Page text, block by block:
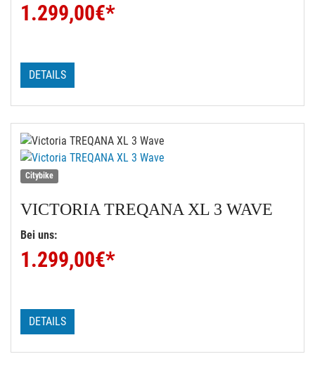
1.299,00€*
DETAILS
Citybike
VICTORIA TREQANA XL 3 WAVE
Bei uns:
1.299,00€*
DETAILS